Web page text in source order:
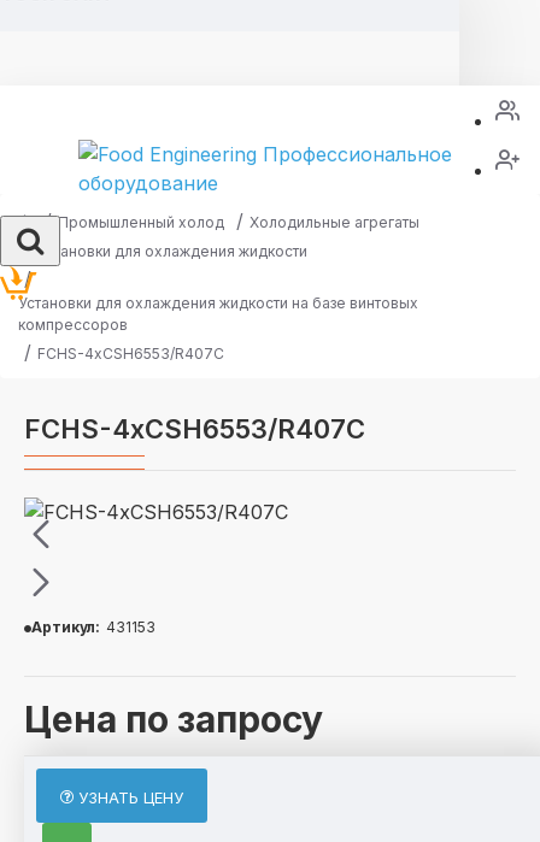
Промышленный холод
Холодильные агрегаты
Установки для охлаждения жидкости
Установки для охлаждения жидкости на базе винтовых
компрессоров
FCHS-4хCSH6553/R407C
FCHS-4хCSH6553/R407C
Цена по запросу
Артикул: 431153
УЗНАТЬ ЦЕНУ
ОПИСАНИЕ